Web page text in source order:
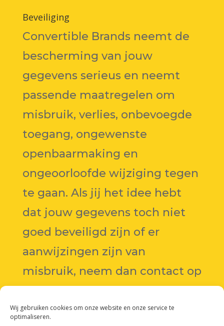
Wij gebruiken cookies om onze website en onze service te
optimaliseren.
Beveiliging
Convertible Brands neemt de
bescherming van jouw
gegevens serieus en neemt
passende maatregelen om
misbruik, verlies, onbevoegde
toegang, ongewenste
openbaarmaking en
ongeoorloofde wijziging tegen
te gaan. Als jij het idee hebt
dat jouw gegevens toch niet
goed beveiligd zijn of er
aanwijzingen zijn van
misbruik, neem dan contact op